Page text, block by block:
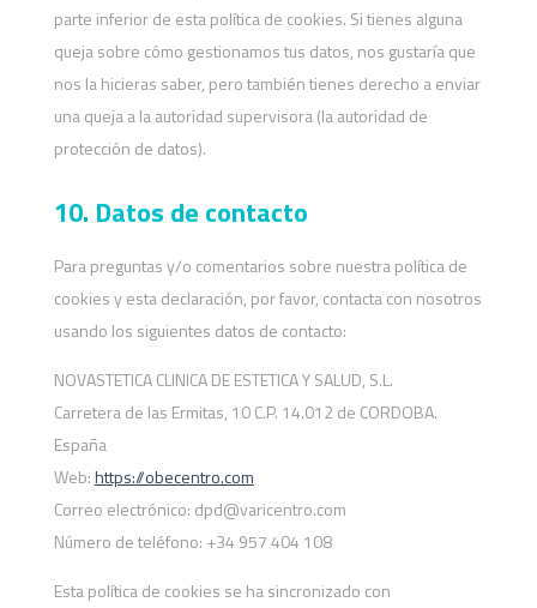
parte inferior de esta política de cookies. Si tienes alguna
queja sobre cómo gestionamos tus datos, nos gustaría que
nos la hicieras saber, pero también tienes derecho a enviar
una queja a la autoridad supervisora (la autoridad de
protección de datos).
10. Datos de contacto
Para preguntas y/o comentarios sobre nuestra política de
cookies y esta declaración, por favor, contacta con nosotros
usando los siguientes datos de contacto:
NOVASTETICA CLINICA DE ESTETICA Y SALUD, S.L.
Carretera de las Ermitas, 10 C.P. 14.012 de CORDOBA.
España
Web:https://obecentro.com
Correo electrónico: dpd@varicentro.com
Número de teléfono: +34 957 404 108
Esta política de cookies se ha sincronizado con